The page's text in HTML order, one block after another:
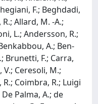
F.; Beghdadi,
Allard, M. -A.;
L.; Andersson, R.;
A.; Ben-
Brunetti, F.; Carra,
V.; Ceresoli, M.;
Coimbra, R.; Luigi
Palma, A.; de